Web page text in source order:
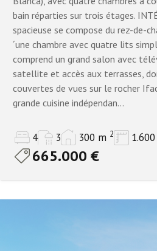
Tous
1 salle de bains
2 salles de bains
4+
5+
6 à 9 salles de bains
10+
Statut de la propriété
Toutes les propriétés
Reventes uniquement
Nouvelle construction
bain réparties sur trois étages.
spacieuse se compose du rez-de-
´une chambre avec quatre lits
comprend un grand salon avec
satellite et accès aux terrasses,
couvertes de vues sur le rocher
grande cuisine indépendan...
4 3 300 m 2
665.000 €